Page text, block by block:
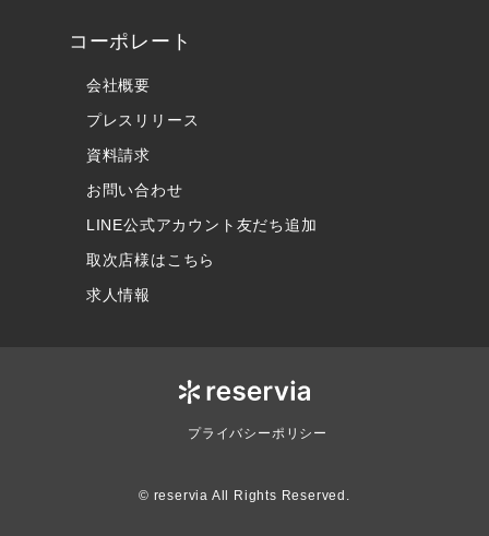
コーポレート
会社概要
プレスリリース
資料請求
お問い合わせ
LINE公式アカウント友だち追加
取次店様はこちら
求人情報
プライバシーポリシー
© reservia All Rights Reserved.